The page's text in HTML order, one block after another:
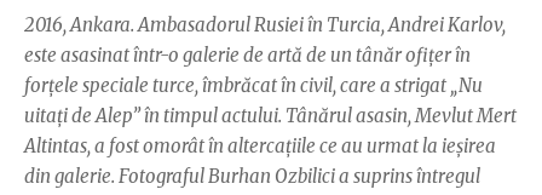
2016, Ankara. Ambasadorul Rusiei în Turcia, Andrei Karlov,
este asasinat într-o galerie de artă de un tânăr ofiţer în
forţele speciale turce, îmbrăcat în civil, care a strigat „Nu
uitaţi de Alep” în timpul actului. Tânărul asasin, Mevlut Mert
Altintas, a fost omorât în altercaţiile ce au urmat la ieşirea
din galerie. Fotograful Burhan Ozbilici a suprins întregul